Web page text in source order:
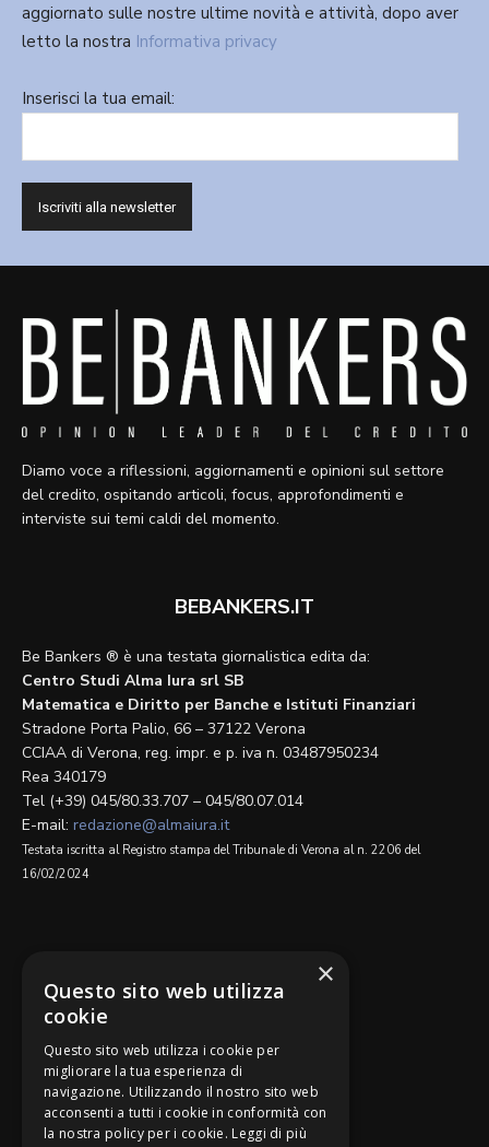
aggiornato sulle nostre ultime novità e attività, dopo aver
letto la nostra Informativa privacy
Inserisci la tua email:
Diamo voce a riflessioni, aggiornamenti e opinioni sul settore
del credito, ospitando articoli, focus, approfondimenti e
interviste sui temi caldi del momento.
BEBANKERS.IT
Be Bankers ® è una testata giornalistica edita da:
Centro Studi Alma Iura srl SB
Matematica e Diritto per Banche e Istituti Finanziari
Stradone Porta Palio, 66 – 37122 Verona
CCIAA di Verona, reg. impr. e p. iva n. 03487950234
Rea 340179
Tel (+39) 045/80.33.707 – 045/80.07.014
E-mail: redazione@almaiura.it
Testata iscritta al Registro stampa del Tribunale di Verona al n. 2206 del
16/02/2024
Be Bankers è ideato da
×
Questo sito web utilizza
cookie
Questo sito web utilizza i cookie per
migliorare la tua esperienza di
navigazione. Utilizzando il nostro sito web
acconsenti a tutti i cookie in conformità con
la nostra policy per i cookie. Leggi di più